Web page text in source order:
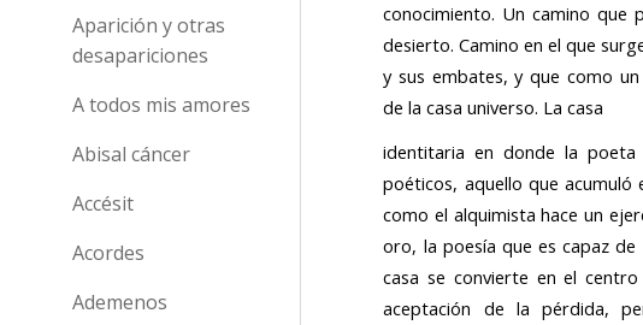
Aparición y otras
desapariciones
A todos mis amores
Abisal cáncer
Accésit
Acordes
Ademenos
conocimiento. Un camino que
desierto. Camino en el que
y sus embates, y que como
de la casa universo. La casa
identitaria en donde la
poéticos, aquello que acumuló
como el alquimista hace un
oro, la poesía que es capaz
casa se convierte en el
aceptación de la pérdida,